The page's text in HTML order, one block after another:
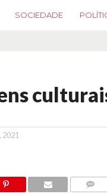
SOCIEDADE
2021